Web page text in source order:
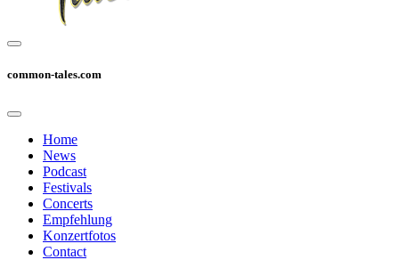
common-tales.com
Home
News
Podcast
Festivals
Concerts
Empfehlung
Konzertfotos
Contact